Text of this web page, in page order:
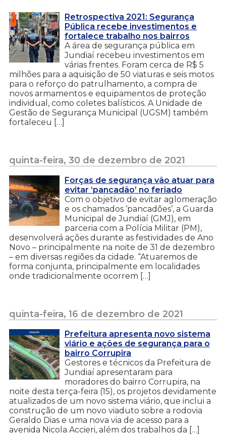
Retrospectiva 2021: Segurança
Pública recebe investimentos e
fortalece trabalho nos bairros
A área de segurança pública em
Jundiaí recebeu investimentos em
várias frentes. Foram cerca de R$ 5
milhões para a aquisição de 50 viaturas e seis motos
para o reforço do patrulhamento, a compra de
novos armamentos e equipamentos de proteção
individual, como coletes balísticos. A Unidade de
Gestão de Segurança Municipal (UGSM) também
fortaleceu […]
quinta-feira, 30 de dezembro de 2021
Forças de segurança vão atuar para
evitar ‘pancadão’ no feriado
Com o objetivo de evitar aglomeração
e os chamados ‘pancadões’, a Guarda
Municipal de Jundiaí (GMJ), em
parceria com a Polícia Militar (PM),
desenvolverá ações durante as festividades de Ano
Novo – principalmente na noite de 31 de dezembro
– em diversas regiões da cidade. “Atuaremos de
forma conjunta, principalmente em localidades
onde tradicionalmente ocorrem […]
quinta-feira, 16 de dezembro de 2021
Prefeitura apresenta novo sistema
viário e ações de segurança para o
bairro Corrupira
Gestores e técnicos da Prefeitura de
Jundiaí apresentaram para
moradores do bairro Corrupira, na
noite desta terça-feira (15), os projetos devidamente
atualizados de um novo sistema viário, que inclui a
construção de um novo viaduto sobre a rodovia
Geraldo Dias e uma nova via de acesso para a
avenida Nicola Accieri, além dos trabalhos da […]